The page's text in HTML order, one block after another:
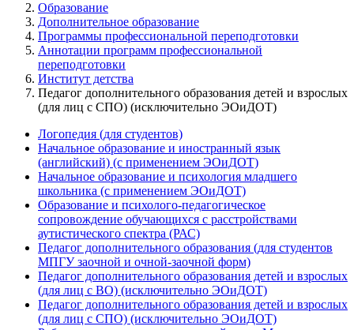
Образование
Дополнительное образование
Программы профессиональной переподготовки
Аннотации программ профессиональной
переподготовки
Институт детства
Педагог дополнительного образования детей и взрослых
(для лиц с СПО) (исключительно ЭОиДОТ)
Логопедия (для студентов)
Начальное образование и иностранный язык
(английский) (с применением ЭОиДОТ)
Начальное образование и психология младшего
школьника (с применением ЭОиДОТ)
Образование и психолого-педагогическое
сопровождение обучающихся с расстройствами
аутистического спектра (РАС)
Педагог дополнительного образования (для студентов
МПГУ заочной и очной-заочной форм)
Педагог дополнительного образования детей и взрослых
(для лиц с ВО) (исключительно ЭОиДОТ)
Педагог дополнительного образования детей и взрослых
(для лиц с СПО) (исключительно ЭОиДОТ)